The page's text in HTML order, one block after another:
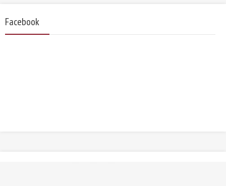
Facebook